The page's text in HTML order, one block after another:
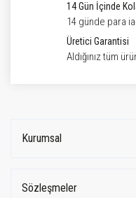
14 Gün İçinde
14 günde para
Üretici Garantisi
Aldığınız tüm
Kurumsal
Sözleşmeler